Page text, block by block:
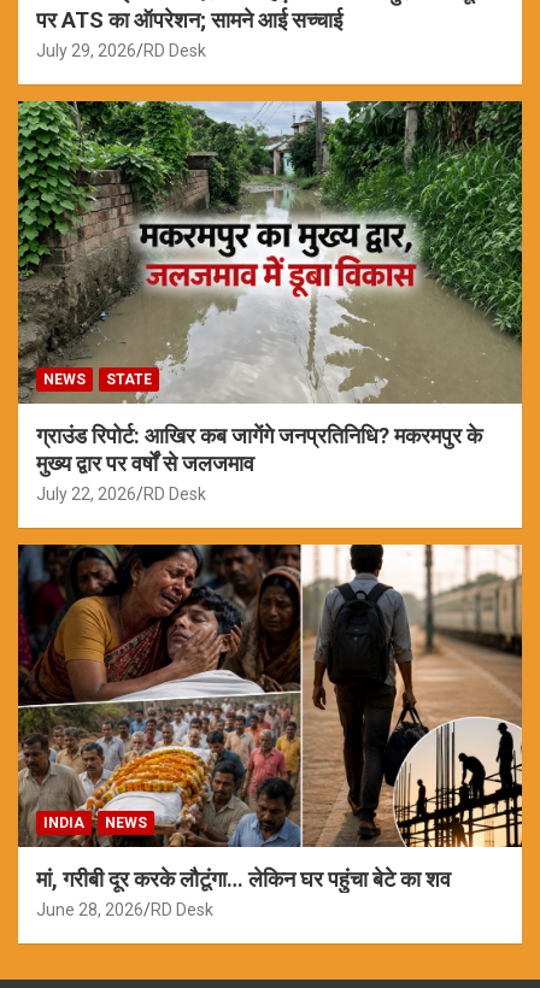
पर ATS का ऑपरेशन; सामने आई सच्चाई
July 29, 2026 RD Desk
NEWS STATE
ग्राउंड रिपोर्ट: आखिर कब जागेंगे जनप्रतिनिधि? मकरमपुर के
मुख्य द्वार पर वर्षों से जलजमाव
July 22, 2026 RD Desk
INDIA NEWS
मां, गरीबी दूर करके लौटूंगा… लेकिन घर पहुंचा बेटे का शव
June 28, 2026 RD Desk